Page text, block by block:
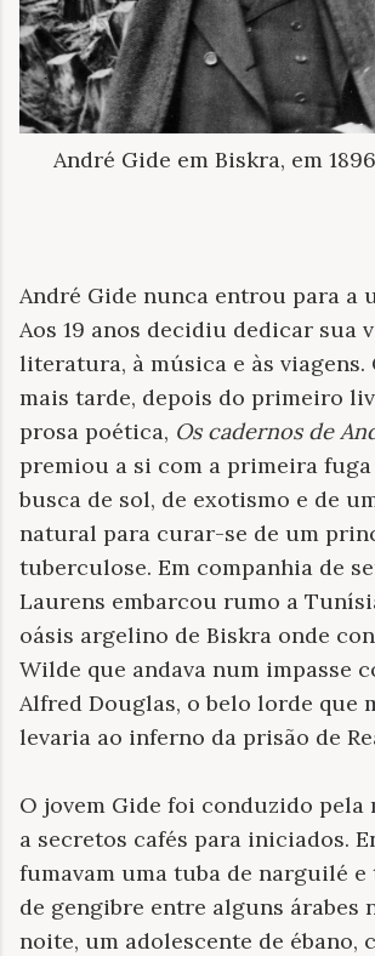
André Gide em Biskra, em
André Gide nunca entrou para a
Aos 19 anos decidiu dedicar sua
literatura, à música e às viagens.
mais tarde, depois do primeiro
prosa poética, Os cadernos de
premiou a si com a primeira
busca de sol, de exotismo e de
natural para curar-se de um
tuberculose. Em companhia de
Laurens embarcou rumo a
oásis argelino de Biskra onde
Wilde que andava num impasse
Alfred Douglas, o belo lorde que
levaria ao inferno da prisão de
O jovem Gide foi conduzido pela
a secretos cafés para iniciados.
fumavam uma tuba de narguilé e
de gengibre entre alguns árabes
noite, um adolescente de ébano,